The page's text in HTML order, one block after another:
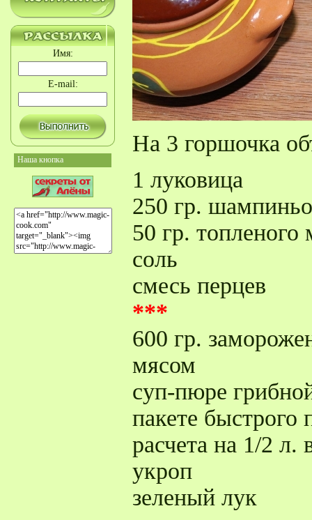
Имя:
E-mail:
Наша кнопка
На 3 горшочка
1 луковица
250 гр.
50 гр. топленого
соль
смесь перцев
***
600 гр.
мясом
суп-пюре
пакете быстрого
расчета на 1/2 л.
укроп
зеленый лук